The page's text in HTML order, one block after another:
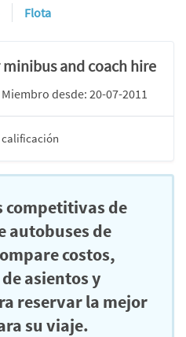
Flota
and coach hire
Miembro desde: 20-07-2011
calificación
competitivas de
autobuses de
costos,
asientos y
reservar la mejor
su viaje.